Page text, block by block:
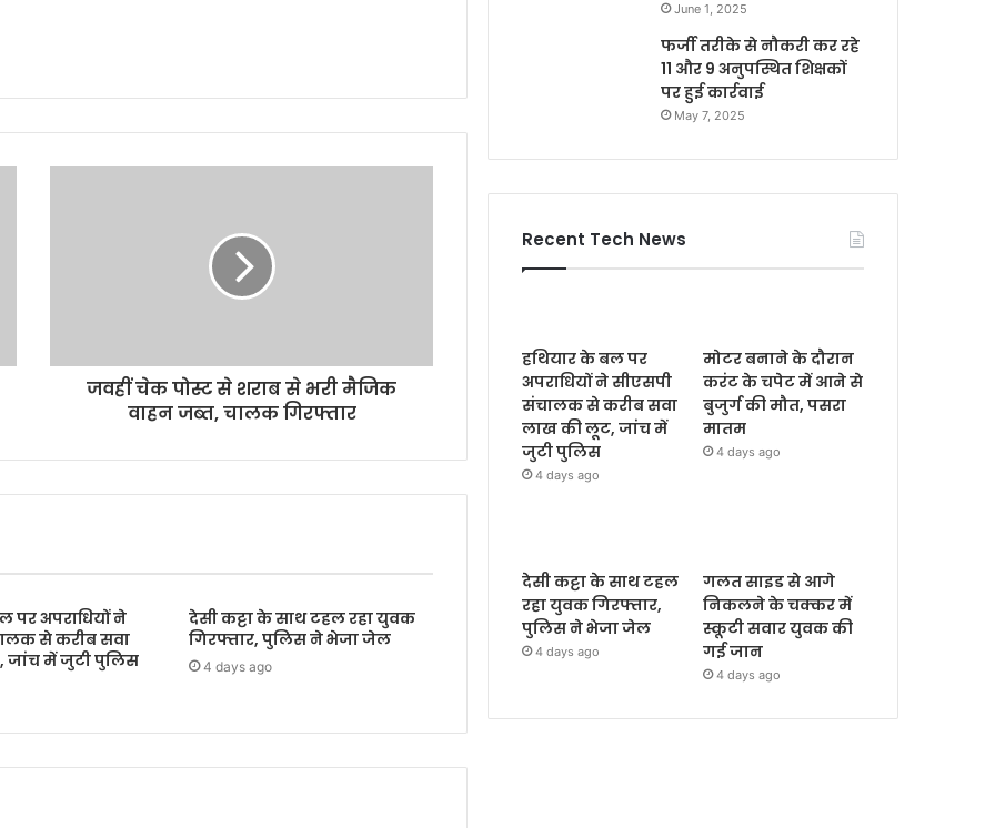
जवहीं चेक पोस्ट से शराब से भरी मैजिक
वाहन जब्त, चालक गिरफ्तार
पर अपराधियों ने
से करीब सवा
जांच में जुटी पुलिस
देसी कट्टा के साथ टहल रहा युवक
गिरफ्तार, पुलिस ने भेजा जेल
4 days ago
June 1, 2025
फर्जी तरीके से नौकरी कर रहे
11 और 9 अनुपस्थित शिक्षकों
पर हुई कार्रवाई
May 7, 2025
Recent Tech News
हथियार के बल पर
अपराधियों ने सीएसपी
संचालक से करीब सवा
लाख की लूट, जांच में
जुटी पुलिस
4 days ago
मोटर बनाने के दौरान
करंट के चपेट में आने से
बुजुर्ग की मौत, पसरा
मातम
4 days ago
देसी कट्टा के साथ टहल
रहा युवक गिरफ्तार,
पुलिस ने भेजा जेल
4 days ago
गलत साइड से आगे
निकलने के चक्कर में
स्कूटी सवार युवक की
गई जान
4 days ago